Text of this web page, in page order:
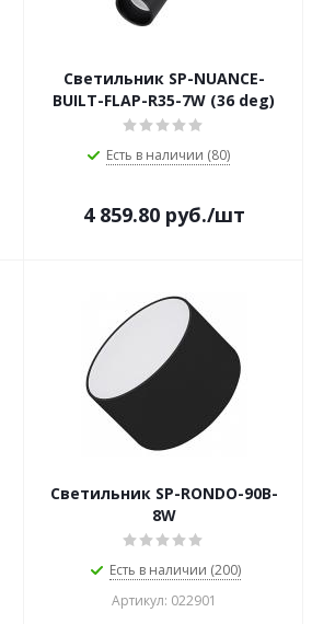
Светильник SP-NUANCE-
BUILT-FLAP-R35-7W (36 deg)
Есть в наличии (80)
4 859.80руб./шт
Светильник SP-RONDO-90B-
8W
Есть в наличии (200)
Артикул: 022901